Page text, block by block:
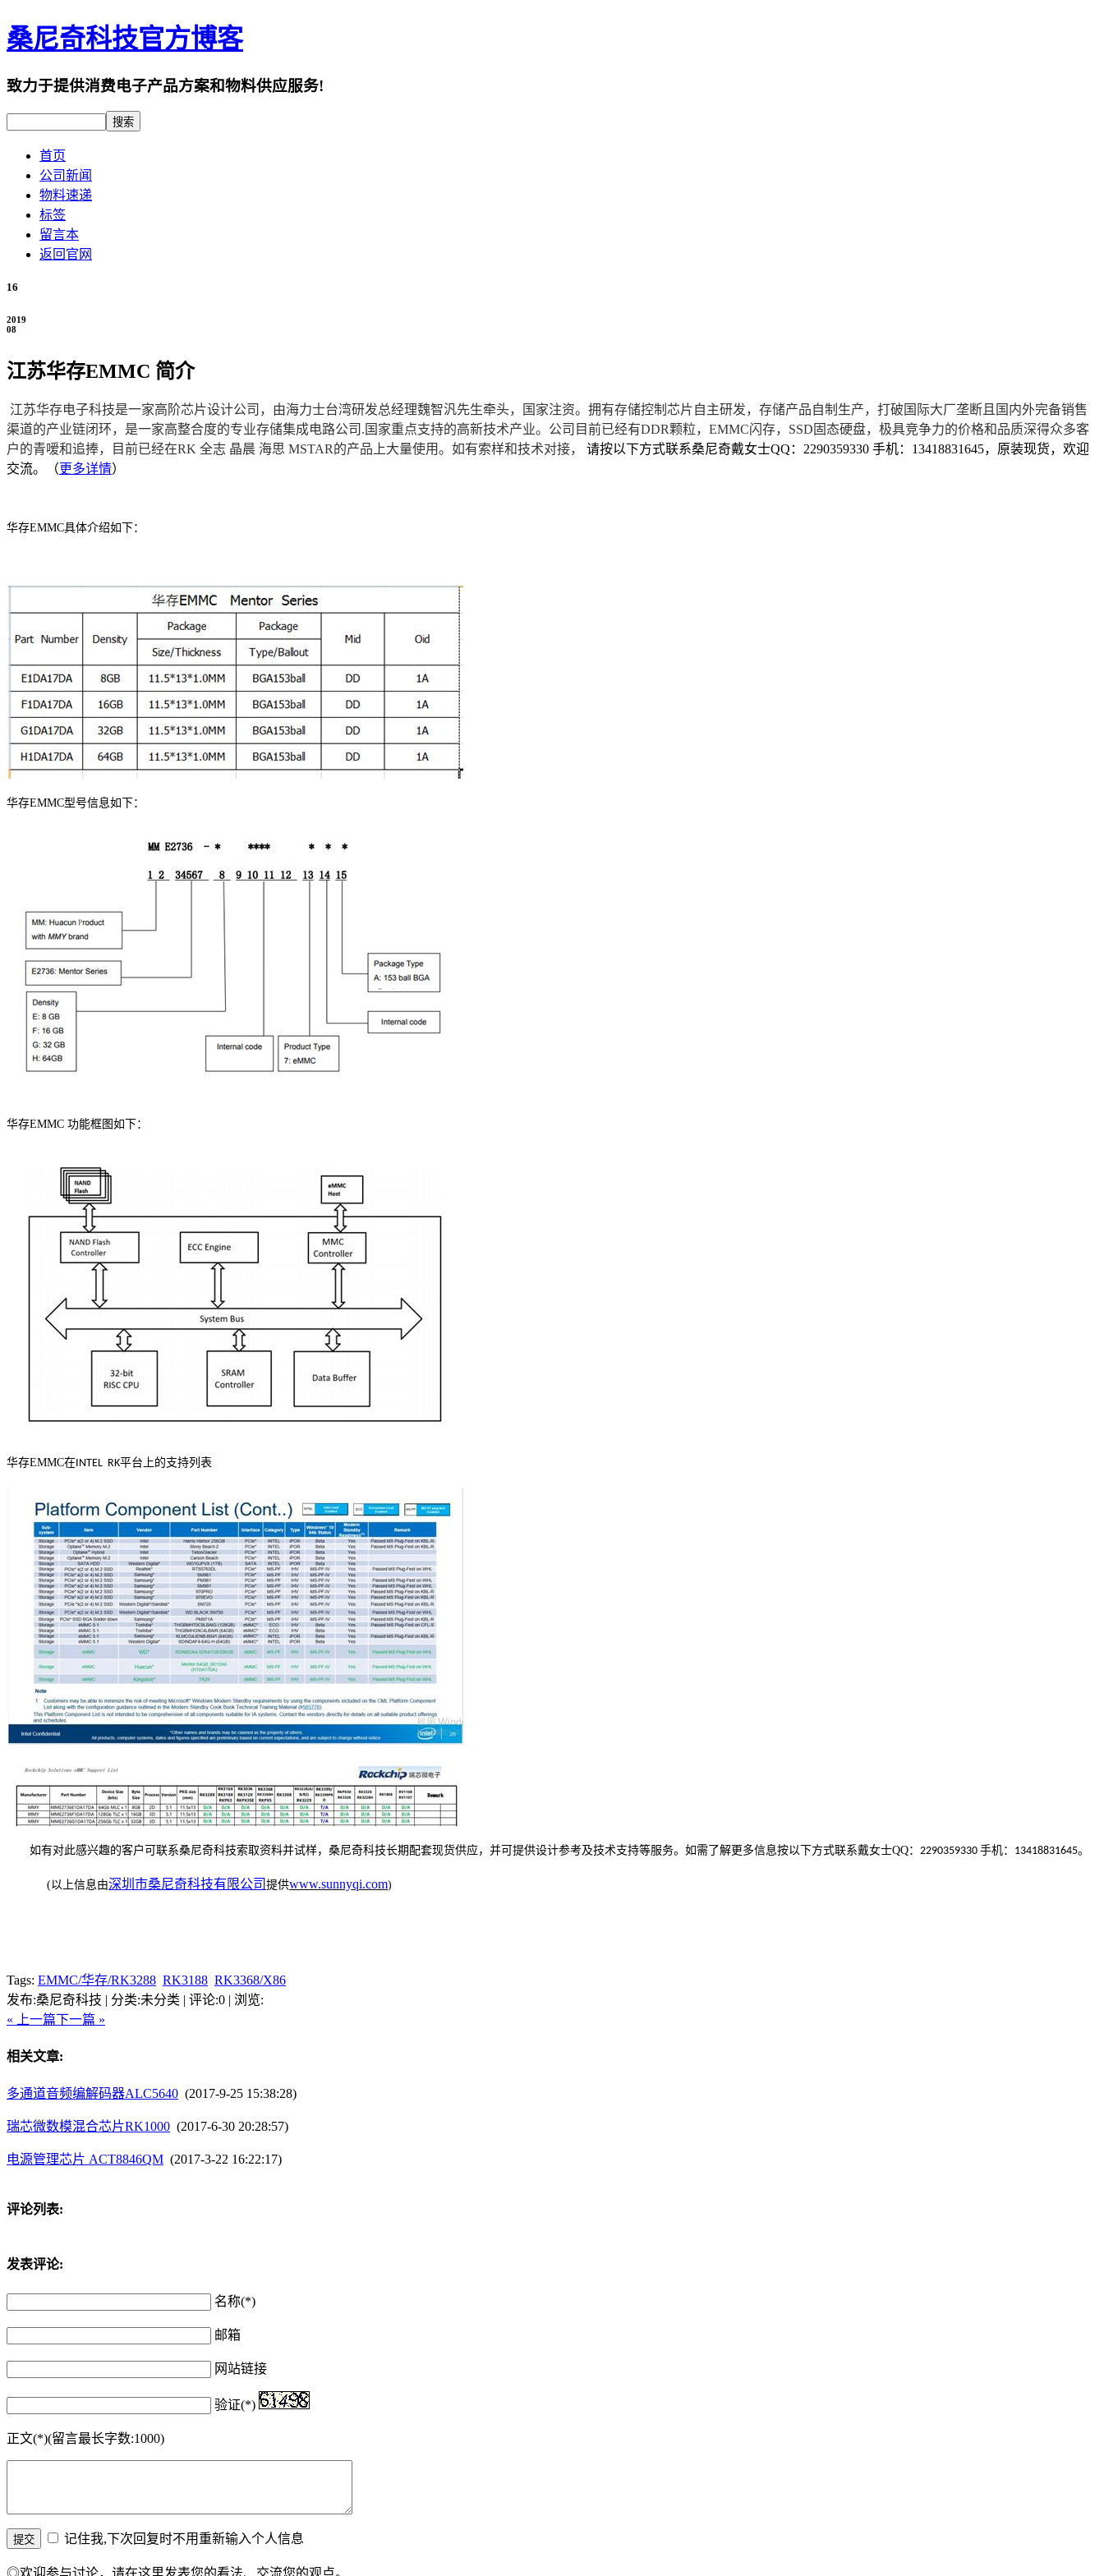
桑尼奇科技官方博客
致力于提供消费电子产品方案和物料供应服务!
首页
公司新闻
物料速递
标签
留言本
返回官网
16
2019
08
江苏华存EMMC 简介
江苏华存电子科技是一家高阶芯片设计公司，由海力士台湾研发总经理魏智汎先生牵头，国家注资。拥有存储控制芯片自主研发，存储产品自制生产，打破国际大厂垄断且国内外完备销售
渠道的产业链闭环，是一家高整合度的专业存储集成电路公司.国家重点支持的高新技术产业。公司目前已经有DDR颗粒，EMMC闪存，SSD固态硬盘，极具竞争力的价格和品质深得众多客
户的青嗳和追捧，目前已经在RK 全志 晶晨 海思 MSTAR的产品上大量使用。如有索样和技术对接，
请按以下方式联系桑尼奇戴女士QQ：2290359330 手机：13418831645，原装现货，欢迎
交流。（更多详情）
华存EMMC具体介绍如下：
华存EMMC型号信息如下：
华存EMMC 功能框图如下：
华存EMMC在INTEL RK平台上的支持列表
如有对此感兴趣的客户可联系桑尼奇科技索取资料并试样，桑尼奇科技长期配套现货供应，并可提供设计参考及技术支持等服务。如需了解更多信息按以下方式联系戴女士QQ： 2290359330 手机： 13418831645。
(以上信息由深圳市桑尼奇科技有限公司 提供www.sunnyqi.com)
Tags: EMMC/华存/RK3288 RK3188 RK3368/X86
发布:桑尼奇科技 | 分类:未分类 | 评论:0 | 浏览:
« 上一篇下一篇 »
相关文章:
多通道音频编解码器ALC5640 (2017-9-25 15:38:28)
瑞芯微数模混合芯片RK1000 (2017-6-30 20:28:57)
电源管理芯片 ACT8846QM (2017-3-22 16:22:17)
评论列表:
发表评论:
名称(*)
邮箱
网站链接
验证(*)
正文(*)(留言最长字数:1000)
记住我,下次回复时不用重新输入个人信息